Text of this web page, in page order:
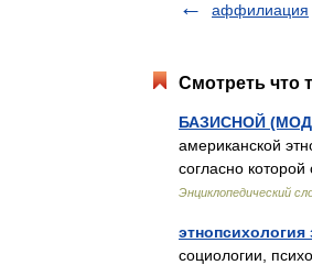
аффилиация
Смотреть что
БАЗИСНОЙ
американской
согласно
Энциклопедический
этнопсихология
социологии,